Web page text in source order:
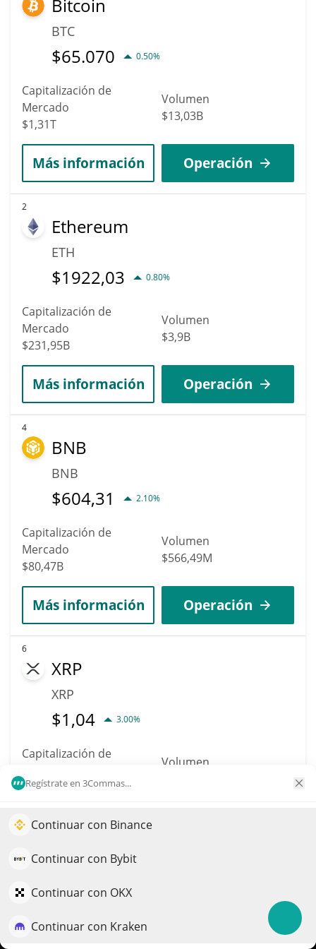
Regístrate en 3Commas...
Continuar con Binance
Continuar con Bybit
Continuar con OKX
Continuar con Kraken
Bitcoin
BTC
$65.070 0.50%
Capitalización de
Mercado
$1,31T
Volumen
$13,03B
Más información Operación
2
Ethereum
ETH
$1922,03 0.80%
Capitalización de
Mercado
$231,95B
Volumen
$3,9B
Más información Operación
4
BNB
BNB
$604,31 2.10%
Capitalización de
Mercado
$80,47B
Volumen
$566,49M
Más información Operación
6
XRP
XRP
$1,04 3.00%
Capitalización de
$65,29B
Volumen
Más información
Solana
Impulse el crecimiento de su portafolio con IA
QuantPilot es una plataforma integral de estrategias donde
sus estrategias y realizan investigación de mercado
Pruébelo gratis